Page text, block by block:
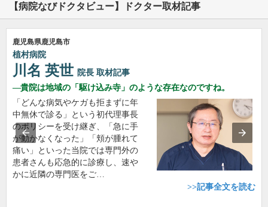
【病院なびドクタビュー】ドクター取材記事
鹿児島県鹿児島市
植村病院
川名 英世 院長 取材記事
貴院は地域の「駆け込み寺」のような存在なのですね。
「どんな病気やケガも拒まずに年
中無休で診る」という初代理事長
のポリシーを受け継ぎ、「急に手
が動かなくなった」「頬が腫れて
痛い」といった当院では専門外の
患者さんも応急的に診療し、速や
かに近隣の専門医をご…
>>記事全文を読む